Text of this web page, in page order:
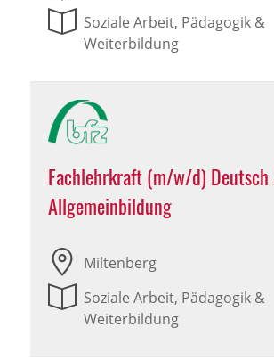
Soziale Arbeit, Pädagogik &
Weiterbildung
Fachlehrkraft (m/w/d)
Allgemeinbildung
Miltenberg
Soziale Arbeit, Pädagogik &
Weiterbildung